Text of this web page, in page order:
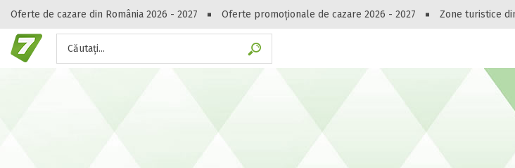
Oferte de cazare din România 2026 - 2027 Oferte promoționale de cazare 2026 - 2027 Zone turistice
Căutați...
Peste 10545 oferte
Gasești hoteluri, pensiuni, vile,
cel mai bun